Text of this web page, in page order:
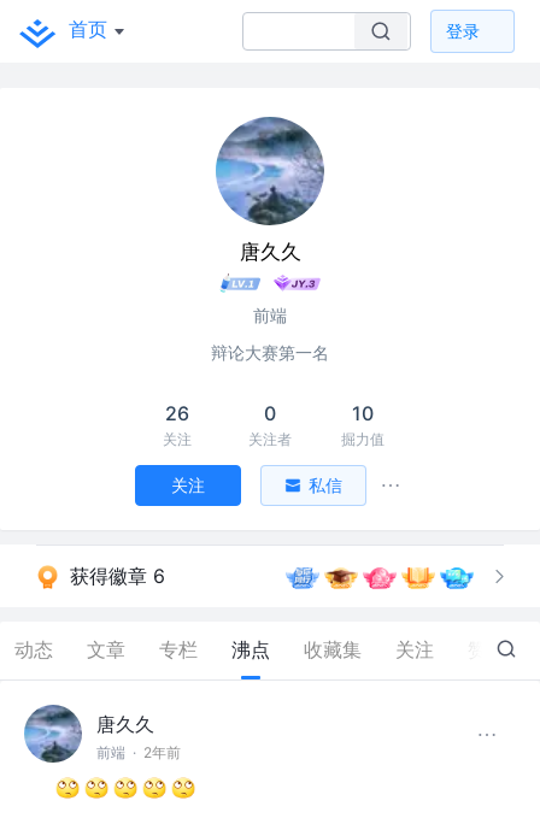
首页 登录
唐久久
前端
辩论大赛第一名
26
关注
0
关注者
10
掘力值
关注 私信
获得徽章 6
动态 文章 专栏 沸点 收藏集 关注 54
唐久久
前端 · 2年前